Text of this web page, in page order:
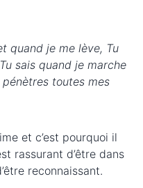
quand je me lève, Tu
sais quand je marche
toutes mes
et c’est pourquoi il
rassurant d’être dans
reconnaissant.